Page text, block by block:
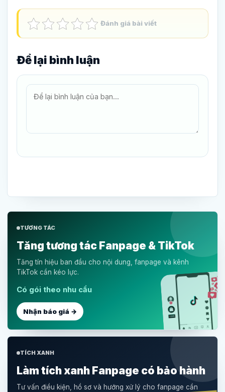
Đánh giá bài viết
Để lại bình luận
TƯƠNG TÁC
Tăng tương tác Fanpage & TikTok
Tăng tín hiệu ban đầu cho nội dung, fanpage và kênh
TikTok cần kéo lực.
Có gói theo nhu cầu
Nhận báo giá →
TÍCH XANH
Làm tích xanh Fanpage có bảo hành
Tư vấn điều kiện, hồ sơ và hướng xử lý cho fanpage cần